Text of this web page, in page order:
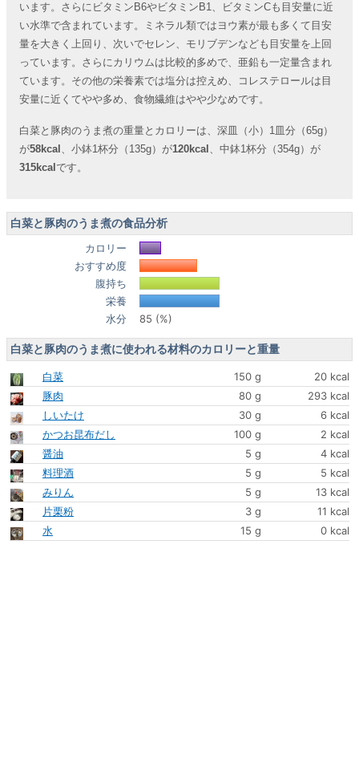
います。さらにビタミンB6やビタミンB1、ビタミンCも目安量に近
い水準で含まれています。ミネラル類ではヨウ素が最も多くて目安
量を大きく上回り、次いでセレン、モリブデンなども目安量を上回
っています。さらにカリウムは比較的多めで、亜鉛も一定量含まれ
ています。その他の栄養素では塩分は控えめ、コレステロールは目
安量に近くてやや多め、食物繊維はやや少なめです。
白菜と豚肉のうま煮の重量とカロリーは、深皿（小）1皿分（65g）
が58kcal 、小鉢1杯分（135g）が120kcal 、中鉢1杯分（354g）が
315kcal です。
白菜と豚肉のうま煮の食品分析
カロリー
おすすめ度
腹持ち
栄養
水分
85 (%)
白菜と豚肉のうま煮に使われる材料のカロリーと重量
白菜 150 g
20 kcal
豚肉
80 g
293 kcal
しいたけ
30 g
6 kcal
かつお昆布だし
100 g
2 kcal
醤油
5 g
4 kcal
料理酒
5 g
5 kcal
みりん
5 g
13 kcal
片栗粉
3 g
11 kcal
水
15 g 0 kcal